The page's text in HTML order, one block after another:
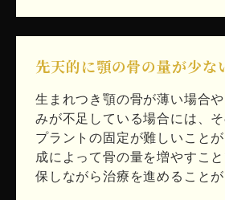
先天的に顎の骨の量が少な
生まれつき顎の骨が薄い場合
みが不足している場合には、
プラントの固定が難しいこと
成によって骨の量を増やすこ
保しながら治療を進めることが